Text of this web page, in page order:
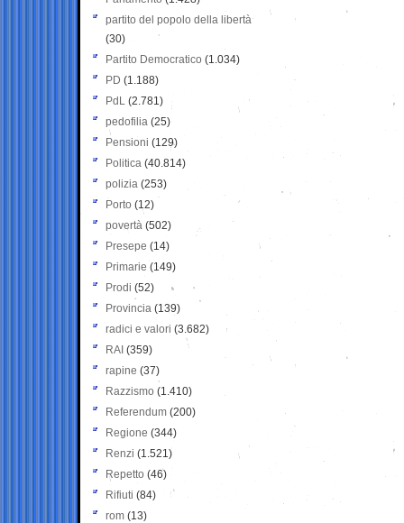
partito del popolo della libertà
(30)
Partito Democratico (1.034)
PD (1.188)
PdL (2.781)
pedofilia (25)
Pensioni (129)
Politica (40.814)
polizia (253)
Porto (12)
povertà (502)
Presepe (14)
Primarie (149)
Prodi (52)
Provincia (139)
radici e valori (3.682)
RAI (359)
rapine (37)
Razzismo (1.410)
Referendum (200)
Regione (344)
Renzi (1.521)
Repetto (46)
Rifiuti (84)
rom (13)